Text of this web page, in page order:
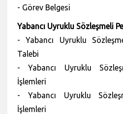
- Görev Belgesi
Yabancı Uyruklu Sözleşmeli
- Yabancı Uyruklu
Talebi
- Yabancı Uyruklu
İşlemleri
- Yabancı Uyruklu
İşlemleri